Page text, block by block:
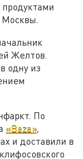
продуктами
Москвы.
Желтов.
одну из
По
«Baza»,
и доставили в